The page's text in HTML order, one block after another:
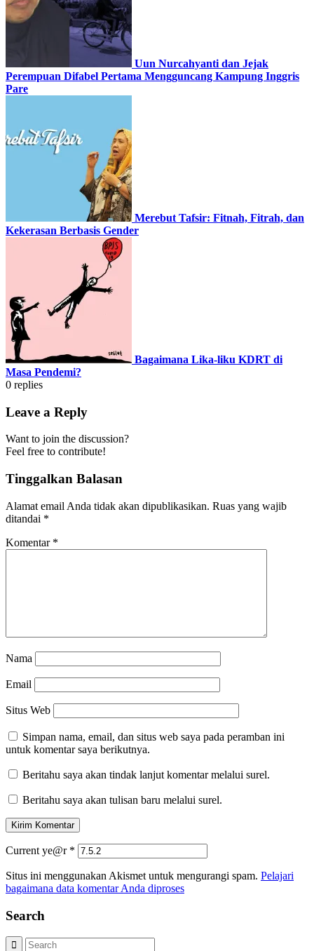
Uun Nurcahyanti dan Jejak
Perempuan Difabel Pertama Mengguncang Kampung Inggris
Pare
Merebut Tafsir: Fitnah, Fitrah, dan
Kekerasan Berbasis Gender
Bagaimana Lika-liku KDRT di
Masa Pendemi?
0 replies
Leave a Reply
Want to join the discussion?
Feel free to contribute!
Tinggalkan Balasan
Alamat email Anda tidak akan dipublikasikan. Ruas yang wajib
ditandai *
Komentar *
Nama
Email
Situs Web
Simpan nama, email, dan situs web saya pada peramban ini
untuk komentar saya berikutnya.
Beritahu saya akan tindak lanjut komentar melalui surel.
Beritahu saya akan tulisan baru melalui surel.
Current ye@r *
Situs ini menggunakan Akismet untuk mengurangi spam. Pelajari
bagaimana data komentar Anda diproses
Search